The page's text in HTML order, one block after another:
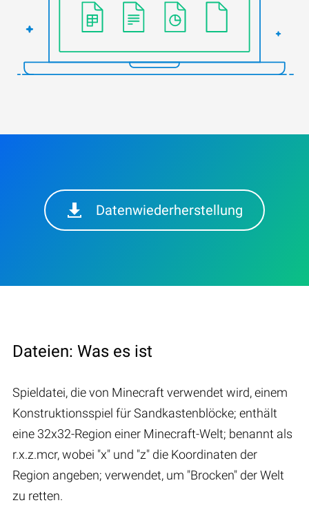
Datenwiederherstellung
Dateien: Was es ist
Spieldatei, die von Minecraft verwendet wird, einem
Konstruktionsspiel für Sandkastenblöcke; enthält
eine 32x32-Region einer Minecraft-Welt; benannt als
r.x.z.mcr, wobei "x" und "z" die Koordinaten der
Region angeben; verwendet, um "Brocken" der Welt
zu retten.